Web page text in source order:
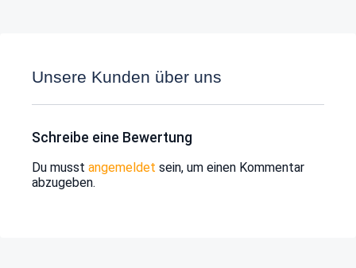
Unsere Kunden über uns
Schreibe eine Bewertung
Du musst angemeldet sein, um einen Kommentar
abzugeben.